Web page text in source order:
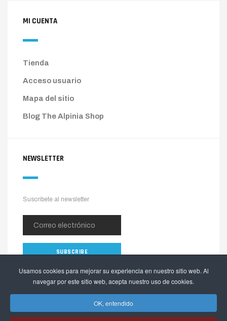
Usamos cookies para mejorar su experiencia en nuestro sitio web. Al
navegar por este sitio web, acepta nuestro uso de cookies.
OK, entendido
MI CUENTA
Tienda
Acceso usuario
Mapa del sitio
Blog The Alpinia Shop
NEWSLETTER
Suscríbete al newsletter